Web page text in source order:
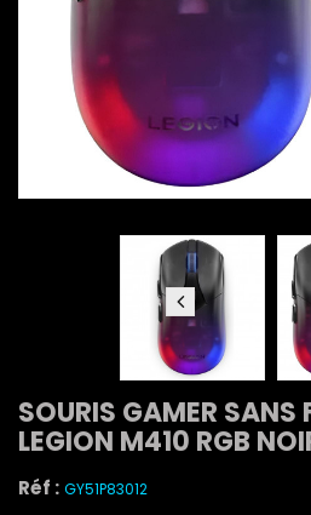
SOURIS GAMER SANS
LEGION M410 RGB
Réf : GY51P83012